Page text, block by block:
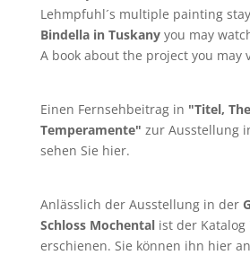
Lehmpfuhl´s multiple painting
Bindella in Tuskanyyou may
A book about the project you may
Einen Fernsehbeitrag in "Titel,
Temperamente" zur Ausstellung
sehen Sie hier.
Anlässlich der Ausstellung in der
Schloss Mochentalist der Katalog
erschienen. Sie können ihn hier